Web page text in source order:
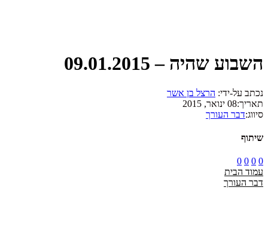
השבוע שהיה – 09.01.2015
נכתב על-ידי: הרצל בן אשר
תאריך:08 ינואר, 2015
סיווג:דבר העורך
שיתוף
0
0
0
0
עמוד הבית
דבר העורך